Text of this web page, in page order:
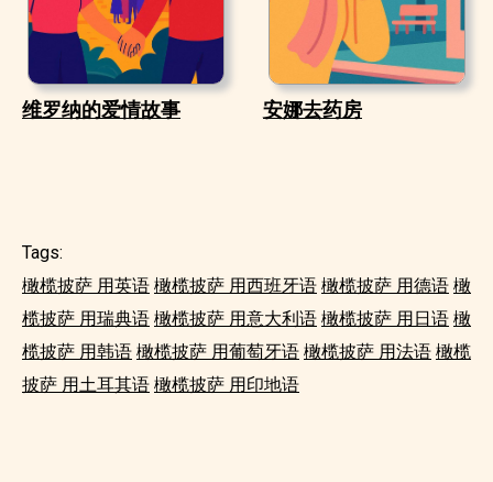
维罗纳的爱情故事 安娜去药房
Tags:
橄榄披萨 用英语 橄榄披萨 用西班牙语 橄榄披萨 用德语 橄
榄披萨 用瑞典语 橄榄披萨 用意大利语 橄榄披萨 用日语 橄
榄披萨 用韩语 橄榄披萨 用葡萄牙语 橄榄披萨 用法语 橄榄
披萨 用土耳其语 橄榄披萨 用印地语